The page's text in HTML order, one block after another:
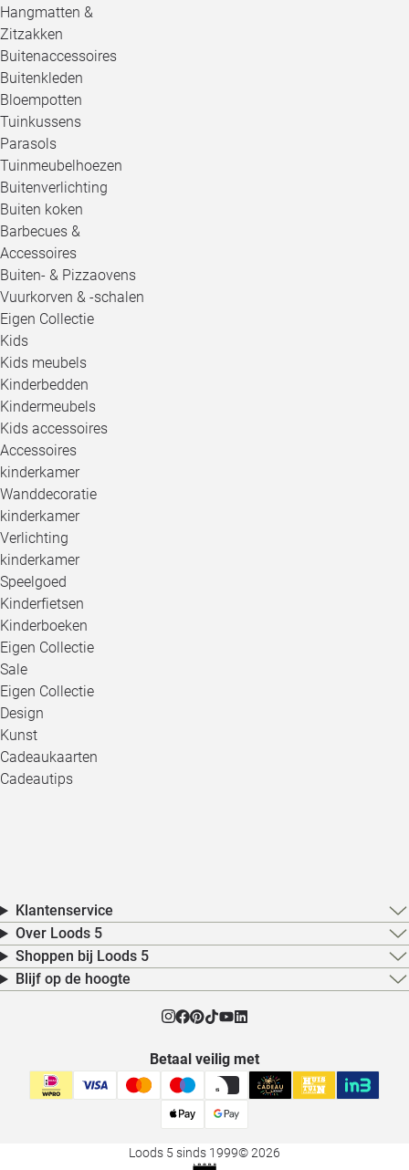
Hangmatten &
Zitzakken
Buitenaccessoires
Buitenkleden
Bloempotten
Tuinkussens
Parasols
Tuinmeubelhoezen
Buitenverlichting
Buiten koken
Barbecues &
Accessoires
Buiten- & Pizzaovens
Vuurkorven & -schalen
Eigen Collectie
Kids
Kids meubels
Kinderbedden
Kindermeubels
Kids accessoires
Accessoires
kinderkamer
Wanddecoratie
kinderkamer
Verlichting
kinderkamer
Speelgoed
Kinderfietsen
Kinderboeken
Eigen Collectie
Sale
Eigen Collectie
Design
Kunst
Cadeaukaarten
Cadeautips
Klantenservice
Over Loods 5
Shoppen bij Loods 5
Blijf op de hoogte
Betaal veilig met
Loods 5 sinds 1999© 2026